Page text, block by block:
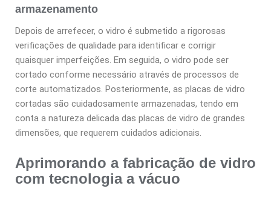
armazenamento
Depois de arrefecer, o vidro é submetido a rigorosas
verificações de qualidade para identificar e corrigir
quaisquer imperfeições. Em seguida, o vidro pode ser
cortado conforme necessário através de processos de
corte automatizados. Posteriormente, as placas de vidro
cortadas são cuidadosamente armazenadas, tendo em
conta a natureza delicada das placas de vidro de grandes
dimensões, que requerem cuidados adicionais.
Aprimorando a fabricação de vidro
com tecnologia a vácuo